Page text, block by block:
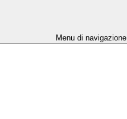
Menu di navigazione